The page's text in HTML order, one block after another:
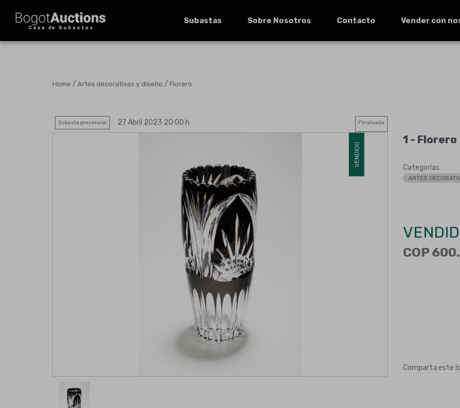
Subastas Sobre Nosotros Contacto Vender con
Home / Artes decorativas y diseño / Florero
Subasta presencial 27 Abril 2023 20:00 h Finalizada
VENDIDO
1 - Florero
Categorías
ARTES
COP
Comparta este